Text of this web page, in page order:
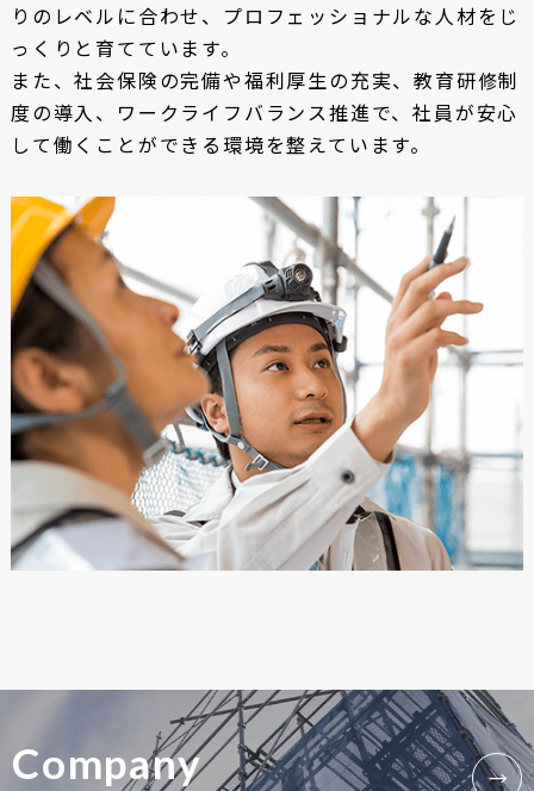
りのレベルに合わせ、プロフェッショナルな人材をじ
っくりと育てています。
また、社会保険の完備や福利厚生の充実、教育研修制
度の導入、ワークライフバランス推進で、社員が安心
して働くことができる環境を整えています。
Company